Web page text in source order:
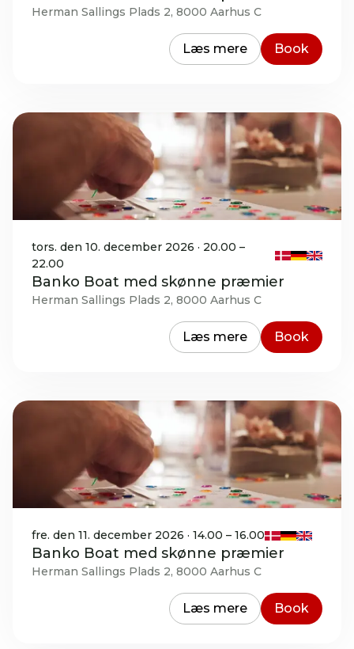
Herman Sallings Plads 2, 8000 Aarhus C
Læs mere Book
tors. den 10. december 2026 · 20.00 –
22.00
Banko Boat med skønne præmier
Herman Sallings Plads 2, 8000 Aarhus C
Læs mere Book
fre. den 11. december 2026 · 14.00 – 16.00
Banko Boat med skønne præmier
Herman Sallings Plads 2, 8000 Aarhus C
Læs mere Book